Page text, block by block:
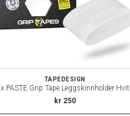
TAPEDESIGN
x PASTE Grip Tape Leggskinnholder Hvit
kr 250